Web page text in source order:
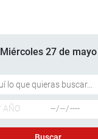
Miércoles 27 de mayo